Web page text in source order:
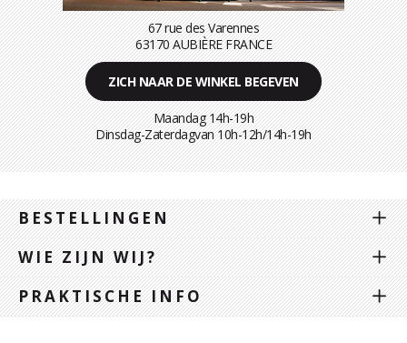
67 rue des Varennes
63170 AUBIÈRE FRANCE
ZICH NAAR DE WINKEL BEGEVEN
Maandag 14h-19h
Dinsdag-Zaterdagvan 10h-12h/14h-19h
BESTELLINGEN
WIE ZIJN WIJ?
PRAKTISCHE INFO